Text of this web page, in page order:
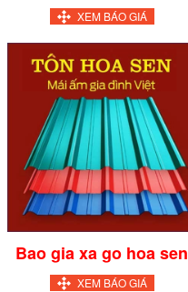
XEM BÁO GIÁ
Bao gia xa go hoa sen
XEM BÁO GIÁ